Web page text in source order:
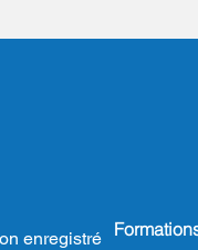
enregistré